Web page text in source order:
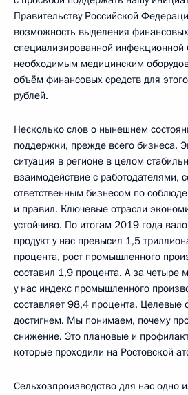
Правительству Российской
возможность выделения
специализированной
необходимым медицинским
объём финансовых средств для
рублей.
Несколько слов о нынешнем
поддержки, прежде всего бизнеса.
ситуация в регионе в целом
взаимодействие с работодателями,
ответственным бизнесом по
и правил. Ключевые отрасли
устойчиво. По итогам 2019 года
продукт у нас превысил 1,5
процента, рост промышленного
составил 1,9 процента. А за четыре
у нас индекс промышленного
составляет 98,4 процента. Целевые
достигнем. Мы понимаем, почему
снижение. Это плановые и
которые проходили на Ростовской
Сельхозпроизводство для нас одно